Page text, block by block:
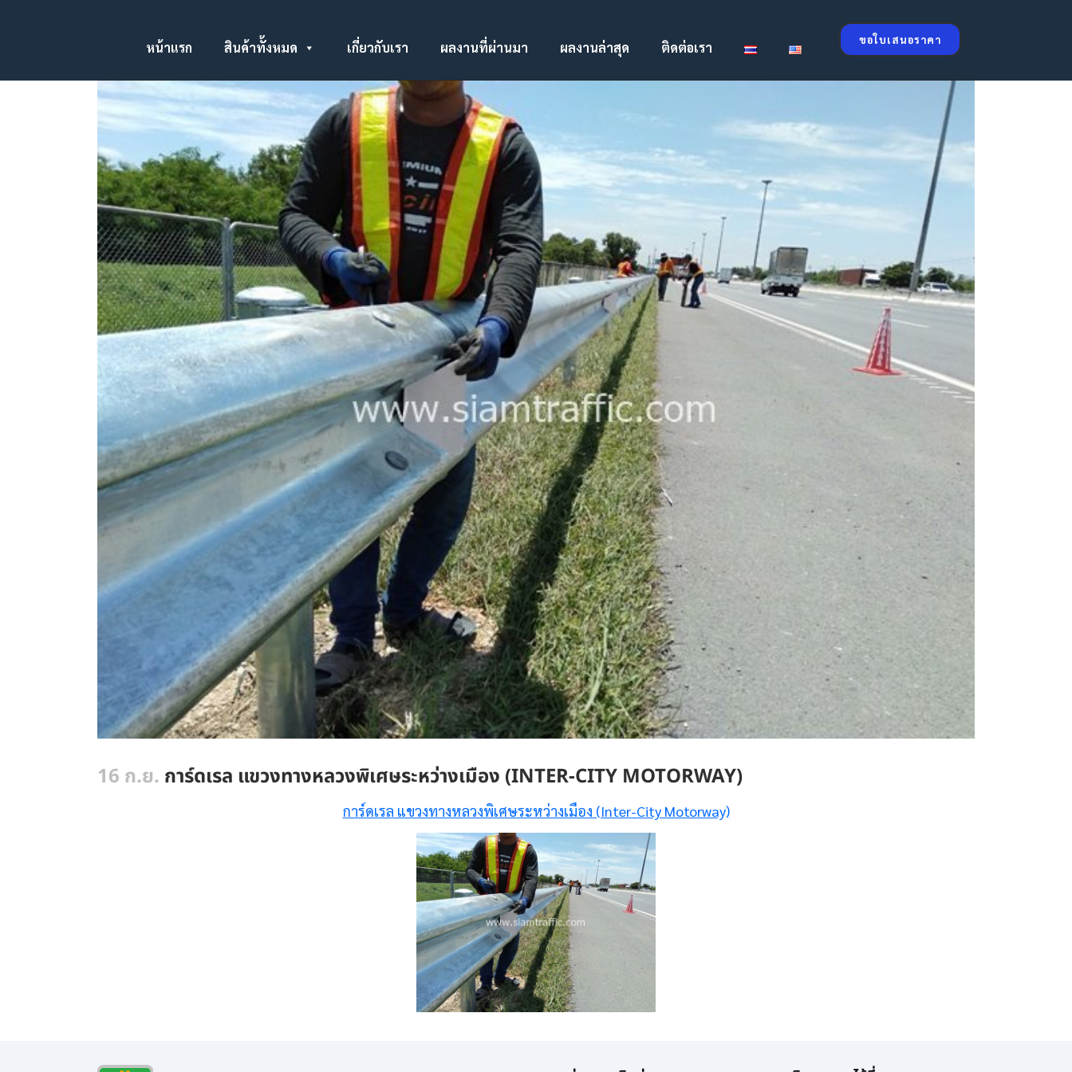
ขอใบเสนอราคา
หน้าแรก สินค้าทั้งหมด เกี่ยวกับเรา ผลงานที่ผ่านมา ผลงานล่าสุด ติดต่อเรา
16 ก.ย. การ์ดเรล แขวงทางหลวงพิเศษระหว่างเมือง (INTER-CITY MOTORWAY)
การ์ดเรล แขวงทางหลวงพิเศษระหว่างเมือง (Inter-City Motorway)